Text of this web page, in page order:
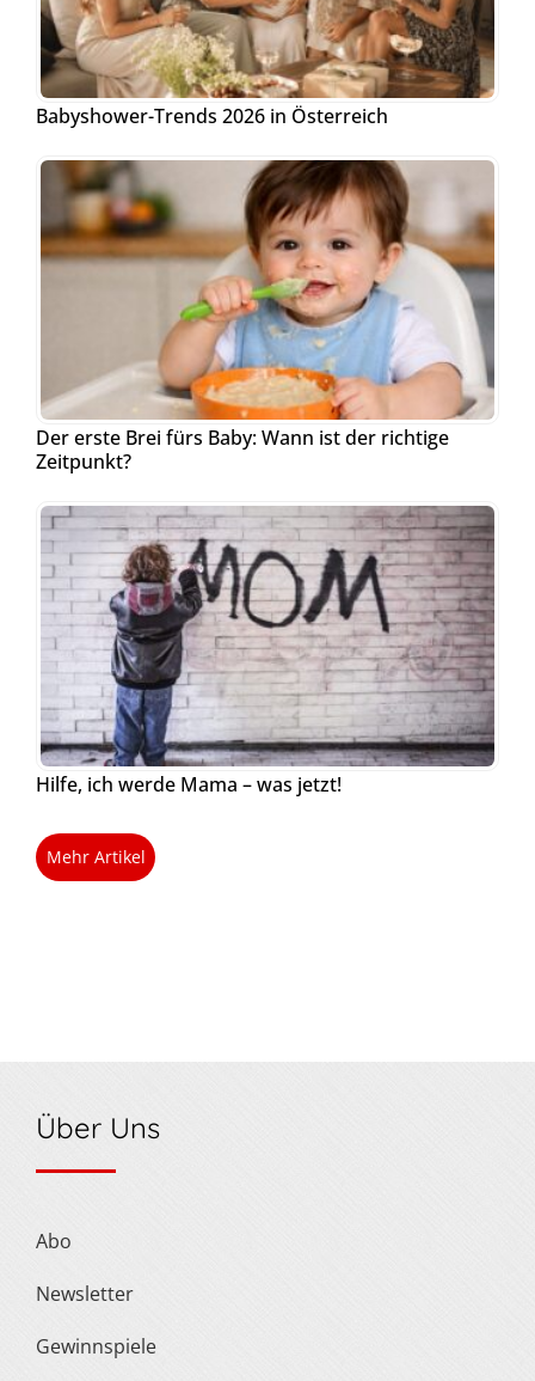
Babyshower-Trends 2026 in Österreich
Der erste Brei fürs Baby: Wann ist der richtige
Zeitpunkt?
Hilfe, ich werde Mama – was jetzt!
Mehr Artikel
Über Uns
Abo
Newsletter
Gewinnspiele